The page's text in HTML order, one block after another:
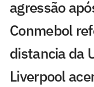
agressão
Conmebol
distancia da
Liverpool